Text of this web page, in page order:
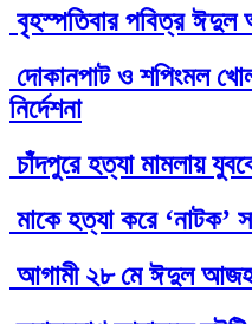
বৃহস্পতিবার পবিত্র
দোকানপাট ও শপিংমল
নির্দেশনা
চাঁদপুরে হত্যা মামলায়
মাকে হত্যা করে ‘নাটক’
আগামী ২৮ মে ঈদুল